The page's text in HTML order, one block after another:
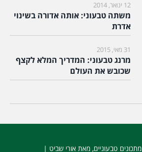
12 ינואר, 2014
משתה טבעוני: אותה אדורה בשינוי
אדרת
31 מאי, 2015
מרנג טבעוני: המדריך המלא לקצף
שכובש את העולם
מתכונים טבעוניים, מאת אורי שביט |